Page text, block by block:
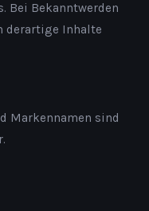
Bei Bekanntwerden
derartige Inhalte
Markennamen sind